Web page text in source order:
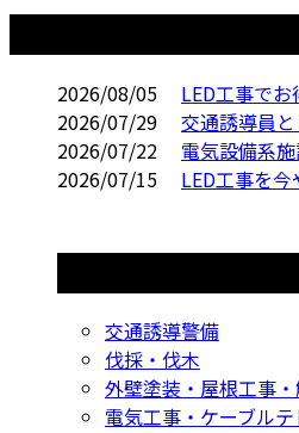
2026/08/05
LED工事で
2026/07/29
交通誘導員
2026/07/22
電気設備系
2026/07/15
LED工事を
交通誘導警備
伐採・伐木
外壁塗装・屋根工事
電気工事・ケーブル